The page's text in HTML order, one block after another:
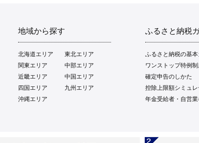
地域から探す
北海道エリア
東北エリア
関東エリア
中部エリア
近畿エリア
中国エリア
四国エリア
九州エリア
沖縄エリア
ふるさと納税
ふるさと納税の基本
ワンストップ特例
確定申告のしかた
控除上限額シミュ
年金受給者・自営